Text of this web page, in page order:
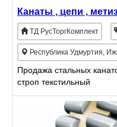
Канаты , цепи ,
ТД РусТоргКомплект
Республика Удмуртия,
Продажа стальных
строп текстильный